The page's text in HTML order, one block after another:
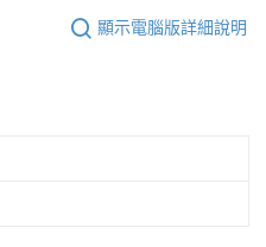
顯示電腦版詳細說明